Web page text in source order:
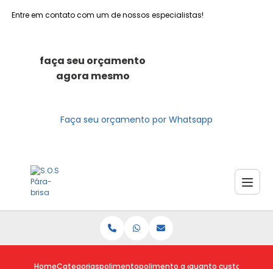
Entre em contato com um de nossos especialistas!
faça seu orçamento
agora mesmo
Faça seu orçamento por Whatsapp
HomeCategoriaspolimentopolimento a domicilio
quanto custa